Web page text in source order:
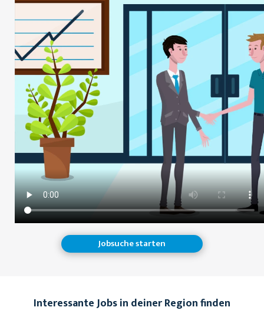
Jobsuche starten
Interessante Jobs in deiner Region finden